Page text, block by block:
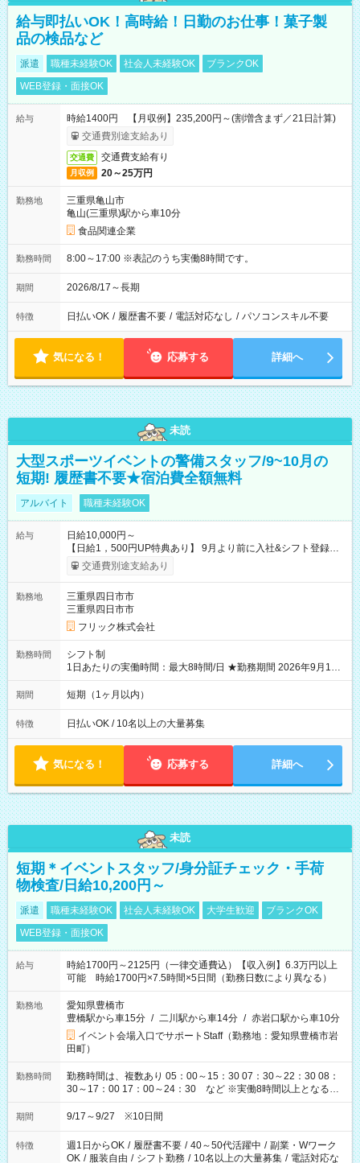
給与即払いOK！高時給！日勤のお仕事！菓子製
品の検品など
派遣 職種未経験OK 社会人未経験OK
ブランクOK
WEB登録・面接OK
給与
時給1400円 【月収例】235,200円～(割増含まず／21日計算)
交通費別途支給あり
交通費 交通費支給有り
月収例 20～25万円
勤務地
三重県亀山市
亀山(三重県)駅から車10分
食品関連企業
勤務時間 8:00～17:00 ※表記のうち実働8時間です。
期間 2026/8/17～長期
特徴 日払いOK / 履歴書不要 / 電話対応なし / パソコンスキル不要
気になる！ 応募する 詳細へ
未読
大型スポーツイベントの警備スタッフ/9~10月の
短期! 履歴書不要★宿泊費全額無料
アルバイト 職種未経験OK
給与
日給10,000円～
【日給1，500円UP特典あり】 9月より前に入社&シフト登録す
ると 期間中(9/16~10/23) の日給がUP! 日給1万1500円でしっか
り稼げます♪ 【試用期間】試用期間なし
交通費別途支給あり
勤務地
三重県四日市市
三重県四日市市
フリック株式会社
勤務時間
シフト制
1日あたりの実働時間：最大8時間/日 ★勤務期間 2026年9月16
日~2026年10月23日 短期勤務OK! 期間中フル勤務できる方優遇
※週3~5日勤務(勤務日数応相談) ※期間前から勤務スタートも可
り ※夜勤シフトあり
期間 短期（1ヶ月以内）
特徴 日払いOK / 10名以上の大量募集
気になる！ 応募する 詳細へ
未読
短期＊イベントスタッフ/身分証チェック・手荷
物検査/日給10,200円～
派遣 職種未経験OK 社会人未経験OK 大学生歓迎
ブランクOK
WEB登録・面接OK
給与
時給1700円～2125円（一律交通費込）【収入例】6.3万円以上
可能 時給1700円×7.5時間×5日間（勤務日数により異なる）
勤務地
愛知県豊橋市
豊橋駅から車15分 / 二川駅から車14分 / 赤岩口駅から車10分
イベント会場入口でサポートStaff（勤務地：愛知県豊橋市岩
田町）
勤務時間
勤務時間は、複数あり 05：00～15：30 07：30～22：30 08：
30～17：00 17：00～24：30 など ※実働8時間以上となる勤
務もあります。 【休憩】60分+他休憩あり 交替で取得します。
安全面に配慮しこまめな休憩があります。
期間 9/17～9/27 ※10日間
特徴 週1日からOK / 履歴書不要 / 40～50代活躍中 / 副業・Wワーク
OK / 服装自由 / シフト勤務 / 10名以上の大量募集 / 電話対応な